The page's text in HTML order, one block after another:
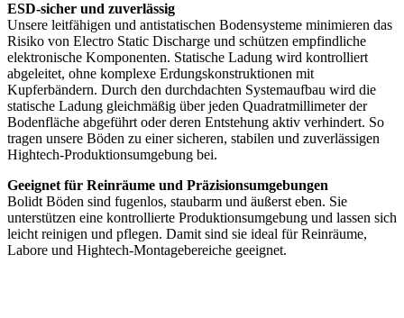
ESD-sicher und zuverlässig
Unsere leitfähigen und antistatischen Bodensysteme minimieren das
Risiko von Electro Static Discharge und schützen empfindliche
elektronische Komponenten. Statische Ladung wird kontrolliert
abgeleitet, ohne komplexe Erdungskonstruktionen mit
Kupferbändern. Durch den durchdachten Systemaufbau wird die
statische Ladung gleichmäßig über jeden Quadratmillimeter der
Bodenfläche abgeführt oder deren Entstehung aktiv verhindert. So
tragen unsere Böden zu einer sicheren, stabilen und zuverlässigen
Hightech-Produktionsumgebung bei.
Geeignet für Reinräume und Präzisionsumgebungen
Bolidt Böden sind fugenlos, staubarm und äußerst eben. Sie
unterstützen eine kontrollierte Produktionsumgebung und lassen sich
leicht reinigen und pflegen. Damit sind sie ideal für Reinräume,
Labore und Hightech-Montagebereiche geeignet.